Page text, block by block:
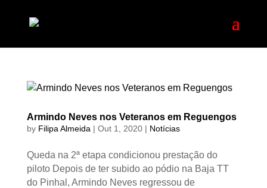
Armindo Neves nos Veteranos em Reguengos
by Filipa Almeida | Out 1, 2020| Notícias
Queda na 2ª etapa condicionou prestação do
piloto Depois de ter subido ao pódio na Baja TT
do Pinhal, Armindo Neves regressou de